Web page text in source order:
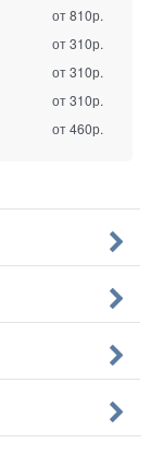
от 810р.
от 310р.
от 310р.
от 310р.
от 460р.